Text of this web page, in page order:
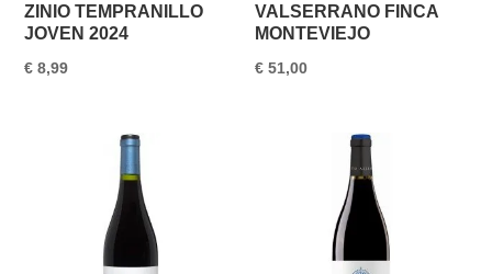
ZINIO TEMPRANILLO
JOVEN 2024
€ 8,99
VALSERRANO FINCA
MONTEVIEJO
€ 51,00